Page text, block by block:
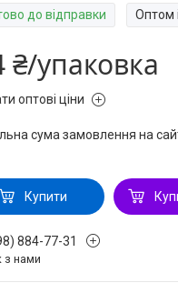
до відправки Оптом
₴/упаковка
оптові ціни
сума замовлення на
Купити
884-77-31
з нами